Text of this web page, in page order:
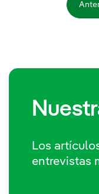
Los
entrevistas